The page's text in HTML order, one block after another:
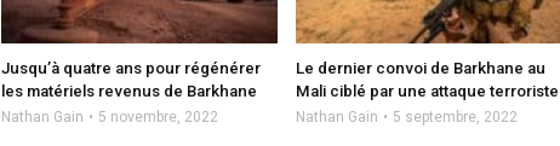
Jusqu’à quatre ans pour régénérer
les matériels revenus de Barkhane
Nathan Gain 5 novembre, 2022
Le dernier convoi de Barkhane au
Mali ciblé par une attaque terroriste
Nathan Gain 5 septembre, 2022